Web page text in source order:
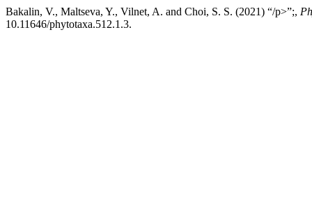
Bakalin, V., Maltseva, Y., Vilnet, A. and Choi, S. S. (2021) “/p>”;,
10.11646/phytotaxa.512.1.3.